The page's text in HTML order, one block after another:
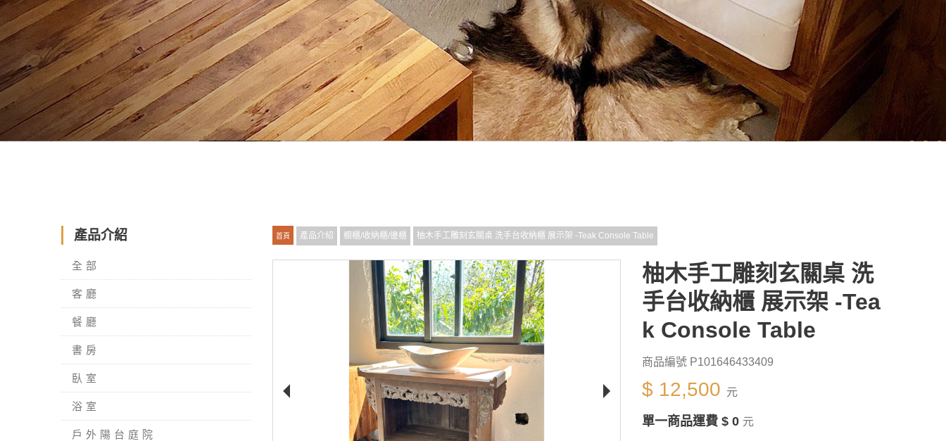
產品介紹
全部
客廳
餐廳
書房
臥室
浴室
戶外陽台庭院
首頁 產品介紹 櫥櫃/收納櫃/邊櫃 柚木手工雕刻玄關桌 洗手台收納櫃 展示架 -Teak Console Table
柚木手工雕刻玄關桌 洗
手台收納櫃 展示架 -Tea
k Console Table
商品編號 P101646433409
$ 12,500 元
單一商品運費 $ 0 元